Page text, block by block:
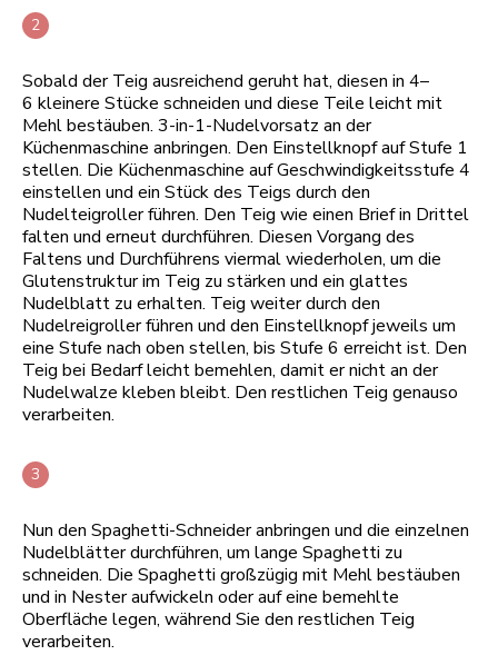
Sobald der Teig ausreichend geruht hat, diesen in 4–
6 kleinere Stücke schneiden und diese Teile leicht mit
Mehl bestäuben. 3-in-1-Nudelvorsatz an der
Küchenmaschine anbringen. Den Einstellknopf auf Stufe 1
stellen. Die Küchenmaschine auf Geschwindigkeitsstufe 4
einstellen und ein Stück des Teigs durch den
Nudelteigroller führen. Den Teig wie einen Brief in Drittel
falten und erneut durchführen. Diesen Vorgang des
Faltens und Durchführens viermal wiederholen, um die
Glutenstruktur im Teig zu stärken und ein glattes
Nudelblatt zu erhalten. Teig weiter durch den
Nudelreigroller führen und den Einstellknopf jeweils um
eine Stufe nach oben stellen, bis Stufe 6 erreicht ist. Den
Teig bei Bedarf leicht bemehlen, damit er nicht an der
Nudelwalze kleben bleibt. Den restlichen Teig genauso
verarbeiten.
Nun den Spaghetti-Schneider anbringen und die einzelnen
Nudelblätter durchführen, um lange Spaghetti zu
schneiden. Die Spaghetti großzügig mit Mehl bestäuben
und in Nester aufwickeln oder auf eine bemehlte
Oberfläche legen, während Sie den restlichen Teig
verarbeiten.